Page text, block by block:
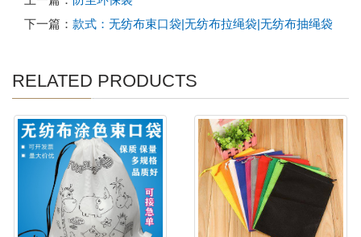
下一篇： 款式：无纺布束口袋|无纺布拉绳袋|无纺布抽绳袋
RELATED PRODUCTS